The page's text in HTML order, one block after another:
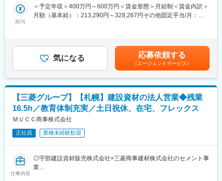
サポートしています。
外メーカーの製品の独占販売権も多数保有しており、売上が拡大
しています
(2)安心の研修、OJTが充実しています
(3)創業50年以上の老舗酪農機械商社で安定感があります。
変更の範囲：会社の定める業務
■業務内容
めの提案営業を行います。当社で実際に自動車を運搬するわけで
はなく、全国に数百社存在する協力会社と連携し、お客様のニー
お客様先へのアプローチを行っていきます。
(新規営業といっても自動車輸送に困りごとを抱えている顧客が対
象です。受注率の低い飛び込みではございません。)
配属の札幌営業所は2020年に設立されました。現在の所長(30代)
が東京から北海道エリアの開拓を行い、現在に至ります。
営業担当の所長(課長)1名、メンバー2名が所属しております。未
経験から入社している社員も活躍しており、1から丁寧に指導しま
す。営業はやったことないけど興味がある、自動車関連の仕事が
したい方も歓迎しております。
給与
＜予定年収＞400万円～600万円＜賃金形態＞月給制＜賃金内訳＞
月額（基本給）：213,290円～328,267円その他固定手当/月：
業手当＞有＜給与補足＞■賞与：あり (年2回 6月/12月)■昇給：
あり (年1回 7月)賃金はあくまでも目安の金額であり、選考を
通じて上下する可能性があります。月給(月額)は固定手当を含めた
表記です。
気になる 応募依頼する
（エージェントサービス）
【三菱グループ】【札幌】建設資材の法人営業◆残業
16.5h／教育体制充実／土日祝休、在宅、フレックス
ＭＵＣＣ商事株式会社
正社員 業種未経験歓迎
仕事内容
◎宇部建設資材販売株式会社×三菱商事建材株式会社のセメント事
業